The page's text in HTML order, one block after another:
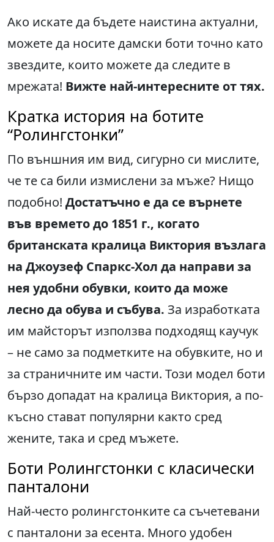
Ако искате да бъдете наистина актуални,
можете да носите дамски боти точно като
звездите, които можете да следите в
мрежата! Вижте най-интересните от тях.
Кратка история на ботите
“Ролингстонки”
По външния им вид, сигурно си мислите,
че те са били измислени за мъже? Нищо
подобно! Достатъчно е да се върнете
във времето до 1851 г., когато
британската кралица Виктория възлага
на Джоузеф Спаркс-Хол да направи за
нея удобни обувки, които да може
лесно да обува и събува. За изработката
им майсторът използва подходящ каучук
– не само за подметките на обувките, но и
за страничните им части. Този модел боти
бързо допадат на кралица Виктория, а по-
късно стават популярни както сред
жените, така и сред мъжете.
Боти Ролингстонки с класически
панталони
Най-често ролингстонките са съчетевани
с панталони за есента. Много удобен